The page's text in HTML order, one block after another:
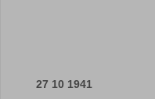
27 10 1941